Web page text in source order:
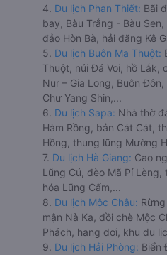
4. Du lịch Phan Thiết: Bãi
bay, Bàu Trắng - Bàu
đảo Hòn Bà, hải đăng Kê
5. Du lịch Buôn Ma Thuột:
Thuột, núi Đá Voi, hồ Lắk,
Nur – Gia Long, Buôn
Chư Yang Shin,...
6. Du lịch Sapa: Nhà thờ
Hàm Rồng, bản Cát Cát,
Hồng, thung lũng Mường
7. Du lịch Hà Giang: Cao
Lũng Cú, đèo Mã Pí
hóa Lũng Cẩm,...
8. Du lịch Mộc Châu:
mận Nà Ka, đồi chè Mộc
Phách, hang dơi, khu du
9. Du lịch Hải Phòng: Biển